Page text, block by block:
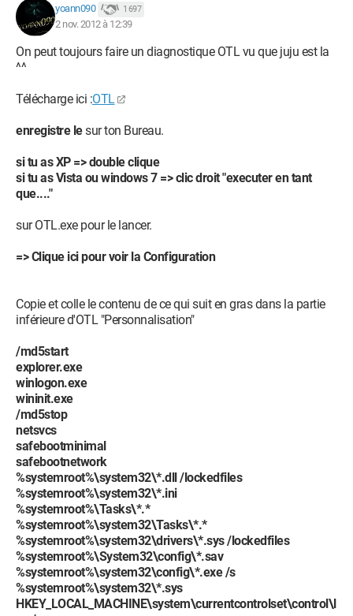
yoann090 1 697
2 nov. 2012 à 12:39
On peut toujours faire un diagnostique OTL vu que juju est la
^^
Télécharge ici :OTL
enregistre lesur ton Bureau.
si tu as XP => double clique
si tu as Vista ou windows 7 => clic droit "executer en tant
que...."
sur OTL.exe pour le lancer.
=> Clique ici pour voir la Configuration
Copie et colle le contenu de ce qui suit en gras dans la partie
inférieure d'OTL "Personnalisation"
/md5start
explorer.exe
winlogon.exe
wininit.exe
/md5stop
netsvcs
safebootminimal
safebootnetwork
%systemroot%\system32\*.dll /lockedfiles
%systemroot%\system32\*.ini
%systemroot%\Tasks\*.*
%systemroot%\system32\Tasks\*.*
%systemroot%\system32\drivers\*.sys /lockedfiles
%systemroot%\System32\config\*.sav
%systemroot%\system32\config\*.exe /s
%systemroot%\system32\*.sys
HKEY_LOCAL_MACHINE\system\currentcontrolset\control\l